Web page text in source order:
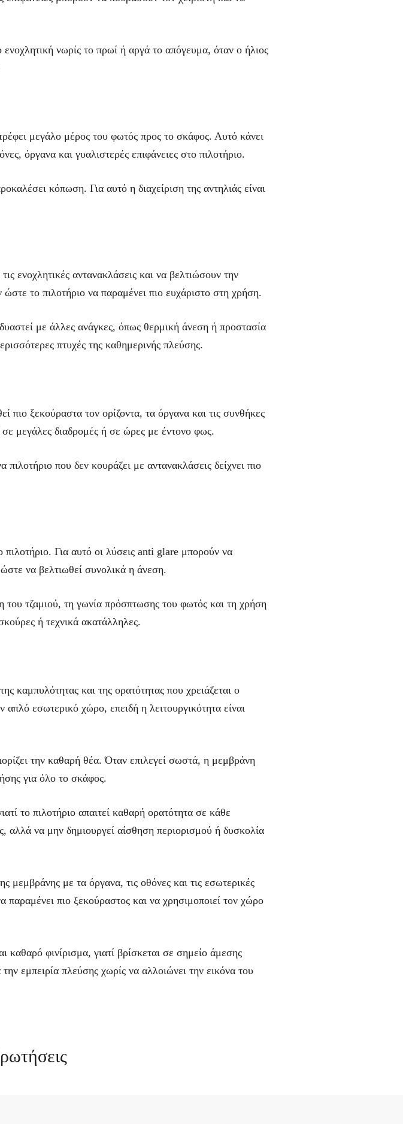
νωρίς το πρωί ή αργά το απόγευμα, όταν ο ήλιος
μεγάλο μέρος του φωτός προς το σκάφος. Αυτό κάνει
όργανα και γυαλιστερές επιφάνειες στο πιλοτήριο.
κόπωση. Για αυτό η διαχείριση της αντηλιάς είναι
ενοχλητικές αντανακλάσεις και να βελτιώσουν την
το πιλοτήριο να παραμένει πιο ευχάριστο στη χρήση.
με άλλες ανάγκες, όπως θερμική άνεση ή προστασία
πτυχές της καθημερινής πλεύσης.
πιο ξεκούραστα τον ορίζοντα, τα όργανα και τις συνθήκες
μεγάλες διαδρομές ή σε ώρες με έντονο φως.
που δεν κουράζει με αντανακλάσεις δείχνει πιο
Για αυτό οι λύσεις anti glare μπορούν να
να βελτιωθεί συνολικά η άνεση.
του τζαμιού, τη γωνία πρόσπτωσης του φωτός και τη χρήση
ή τεχνικά ακατάλληλες.
καμπυλότητας και της ορατότητας που χρειάζεται ο
απλό εσωτερικό χώρο, επειδή η λειτουργικότητα είναι
την καθαρή θέα. Όταν επιλεγεί σωστά, η μεμβράνη
για όλο το σκάφος.
το πιλοτήριο απαιτεί καθαρή ορατότητα σε κάθε
να μην δημιουργεί αίσθηση περιορισμού ή δυσκολία
μεμβράνης με τα όργανα, τις οθόνες και τις εσωτερικές
πιο ξεκούραστος και να χρησιμοποιεί τον χώρο
καθαρό φινίρισμα, γιατί βρίσκεται σε σημείο άμεσης
εμπειρία πλεύσης χωρίς να αλλοιώνει την εικόνα του